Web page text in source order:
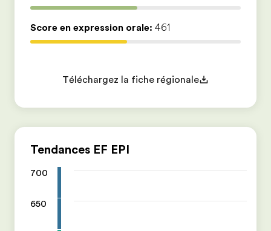
Score en expression orale: 461
Téléchargez la fiche régionale
Tendances EF EPI
700
650